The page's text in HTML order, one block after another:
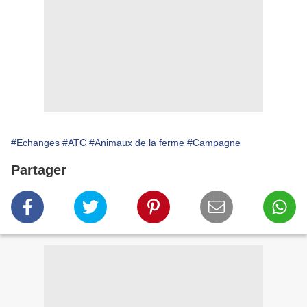
#Echanges #ATC #Animaux de la ferme #Campagne
Partager